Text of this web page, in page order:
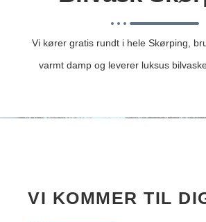
Vi kører gratis rundt i hele Skørping,
varmt damp og leverer luksus
VI KOMMER TIL